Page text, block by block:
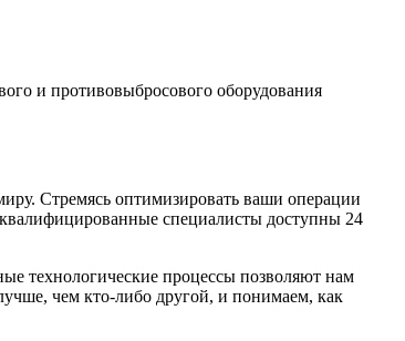
и противовыбросового оборудования
Стремясь оптимизировать ваши операции
специалисты доступны 24
технологические процессы позволяют нам
чем кто-либо другой, и понимаем, как